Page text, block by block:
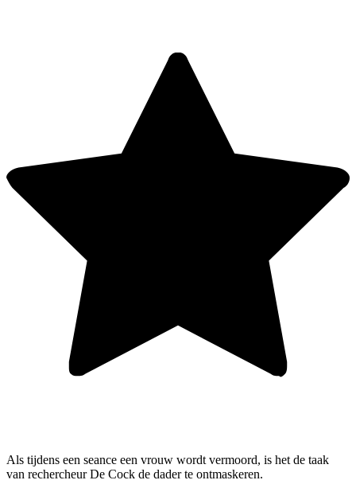
Als tijdens een seance een vrouw wordt vermoord, is het de taak
van rechercheur De Cock de dader te ontmaskeren.